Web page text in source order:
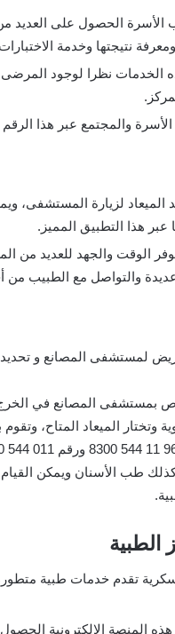
الحصول على العديد من
نتيجتها وخدمة
الخدمات نظرا لوجود
عبر هذا الرقم
لزيارة المستشفى،
عبر هذا التطبيق المميز.
ويوفر الوقت والجهد
والتواصل مع الطبيب من
لمستشفى المصانع و
بمستشفى المصانع في
وتختار الميعاد المتاح،
طب الأسنان ويمكن القيام
الطبية
تقدم خدمات طبية
المنصة الإلكترونية